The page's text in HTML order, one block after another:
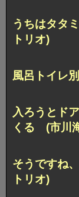
うちはタタ
トリオ)
風呂トイレ
入ろうとド
くる (市川
そうですね
トリオ)